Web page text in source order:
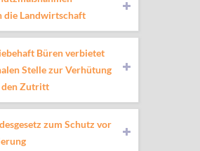
die Landwirtschaft
Büren verbietet
Stelle zur Verhütung
Zutritt
zum Schutz vor